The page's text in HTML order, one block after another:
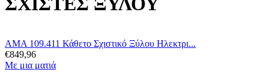
AMA 109.411 Κάθετο Σχιστικό Ξύλου Ηλεκτρι...
€849,96
Με μια ματιά